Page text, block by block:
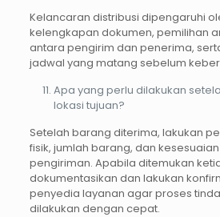
Kelancaran distribusi dipengaruhi
kelengkapan dokumen, pemilihan
antara pengirim dan penerima,
jadwal yang matang sebelum
Apa yang perlu dilakukan
lokasi tujuan?
Setelah barang diterima, lakukan
fisik, jumlah barang, dan
pengiriman. Apabila ditemukan
dokumentasikan dan lakukan
penyedia layanan agar proses
dilakukan dengan cepat.